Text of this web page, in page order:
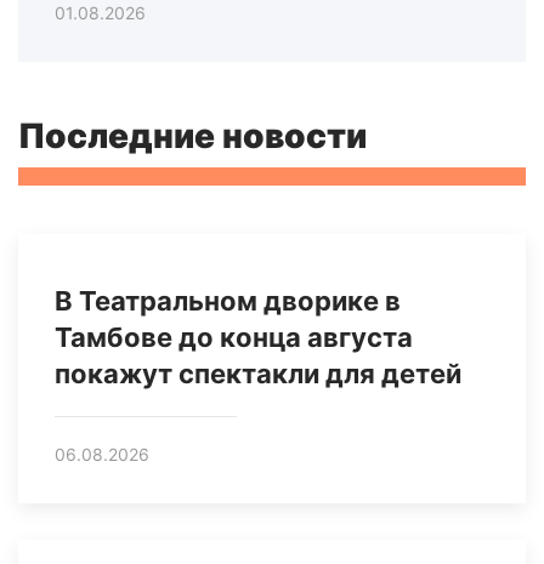
01.08.2026
Последние новости
В Театральном дворике в
Тамбове до конца августа
покажут спектакли для детей
06.08.2026